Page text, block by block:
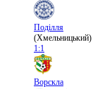
Поділля
(Хмельницький)
1:1
Ворскла